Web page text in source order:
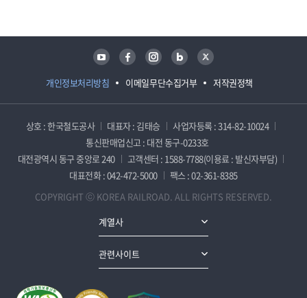
개인정보처리방침 이메일무단수집거부 저작권정책
유튜브 페이스북 인스타그램 블로그 트위터
상호 : 한국철도공사 대표자 : 김태승
사업자등록 : 314-82-10024
통신판매업신고 : 대전 동구-0233호
대전광역시 동구 중앙로 240
고객센터 : 1588-7788(이용료 : 발신자부담)
대표전화 : 042-472-5000
팩스 : 02-361-8385
COPYRIGHT ⓒ KOREA RAILROAD. ALL RIGHTS RESERVED.
계열사
관련사이트